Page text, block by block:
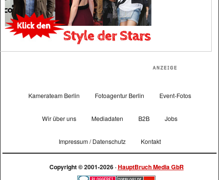
Kamerateam Berlin Fotoagentur Berlin Event-Fotos
Wir über uns Mediadaten B2B Jobs
Impressum / Datenschutz Kontakt
Copyright © 2001-2026 ·HauptBruch Media GbR